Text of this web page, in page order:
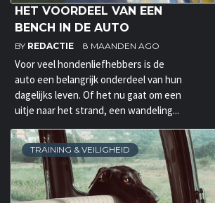
HET VOORDEEL VAN EEN
BENCH IN DE AUTO
BY REDACTIE 8 MAANDEN AGO
Voor veel hondenliefhebbers is de
auto een belangrijk onderdeel van hun
dagelijks leven. Of het nu gaat om een
uitje naar het strand, een wandeling...
TRAINING & VEILIGHEID